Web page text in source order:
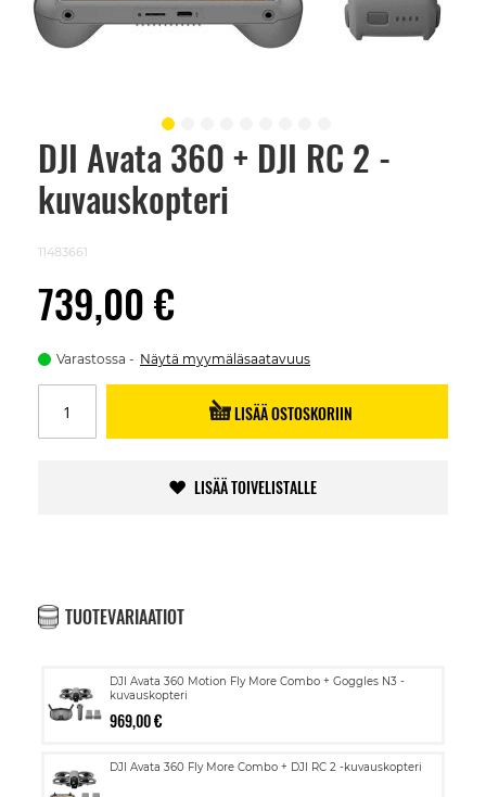
DJI Avata 360 + DJI RC 2 -
kuvauskopteri
11483661
739,00 €
Varastossa Näytä myymäläsaatavuus
LISÄÄ OSTOSKORIIN
LISÄÄ TOIVELISTALLE
TUOTEVARIAATIOT
DJI Avata 360 Motion Fly More Combo + Goggles N3 -
kuvauskopteri
969,00 €
DJI Avata 360 Fly More Combo + DJI RC 2 -kuvauskopteri
Skip
beginning
images